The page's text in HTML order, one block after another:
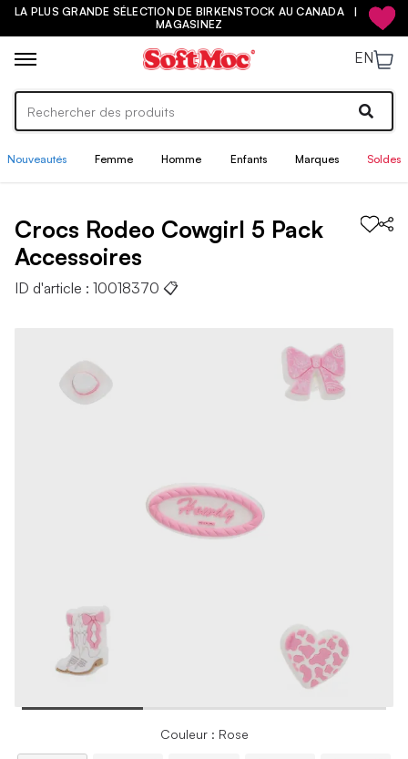
LA PLUS GRANDE SÉLECTION DE BIRKENSTOCK AU CANADA |
MAGASINEZ
EN
Nouveautés Femme Homme Enfants Marques Soldes
Crocs Rodeo Cowgirl 5 Pack
Accessoires
ID d'article : 10018370 📋
Couleur : Rose